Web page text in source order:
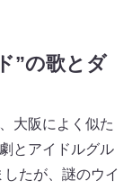
”の歌とダ
大阪によく似た
とアイドルグル
たが、謎のウイ